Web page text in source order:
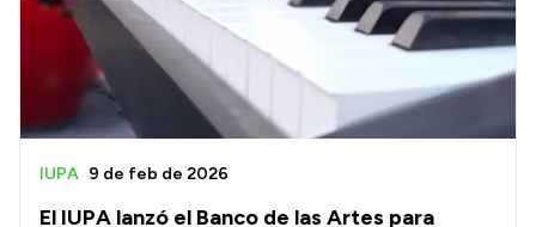
El IUPA lanzó el Banco de las Artes para
IUPA 9 de feb de 2026